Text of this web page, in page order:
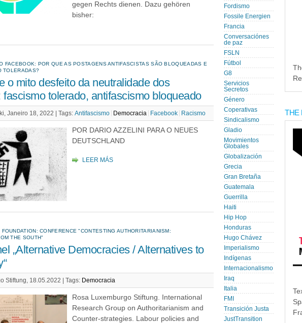
gegen Rechts dienen. Dazu gehören
bisher:
FACEBOOK: POR QUE AS POSTAGENS ANTIFASCISTAS SÃO BLOQUEADAS E
TOLERADAS?
o mito desfeito da neutralidade dos
fascismo tolerado, antifascismo bloqueado
Janeiro 18, 2022 | Tags: Antifascismo Democracia Facebook Racismo
POR DARIO AZZELINI PARA O NEUES
DEUTSCHLAND
LEER MÁS
CONFERENCE "CONTESTING AUTHORITARIANISM:
THE SOUTH"
„Alternative Democracies / Alternatives to
Stiftung, 18.05.2022 | Tags: Democracia
Rosa Luxemburgo Stiftung. International
Research Group on Authoritarianism and
Counter-strategies. Labour policies and
Fordismo
Fossile Energien
Francia
Conversaciónes
de paz
FSLN
Fútbol
G8
Servicios
Secretos
Género
Coperativas
Sindicalismo
Gladio
Movimientos
Globales
Globalización
Grecia
Gran Bretaña
Guatemala
Guerrilla
Haiti
Hip Hop
Honduras
Hugo Chávez
Imperialismo
Indígenas
Internacionalismo
Iraq
Italia
FMI
Transición Justa
JustTransition
THE